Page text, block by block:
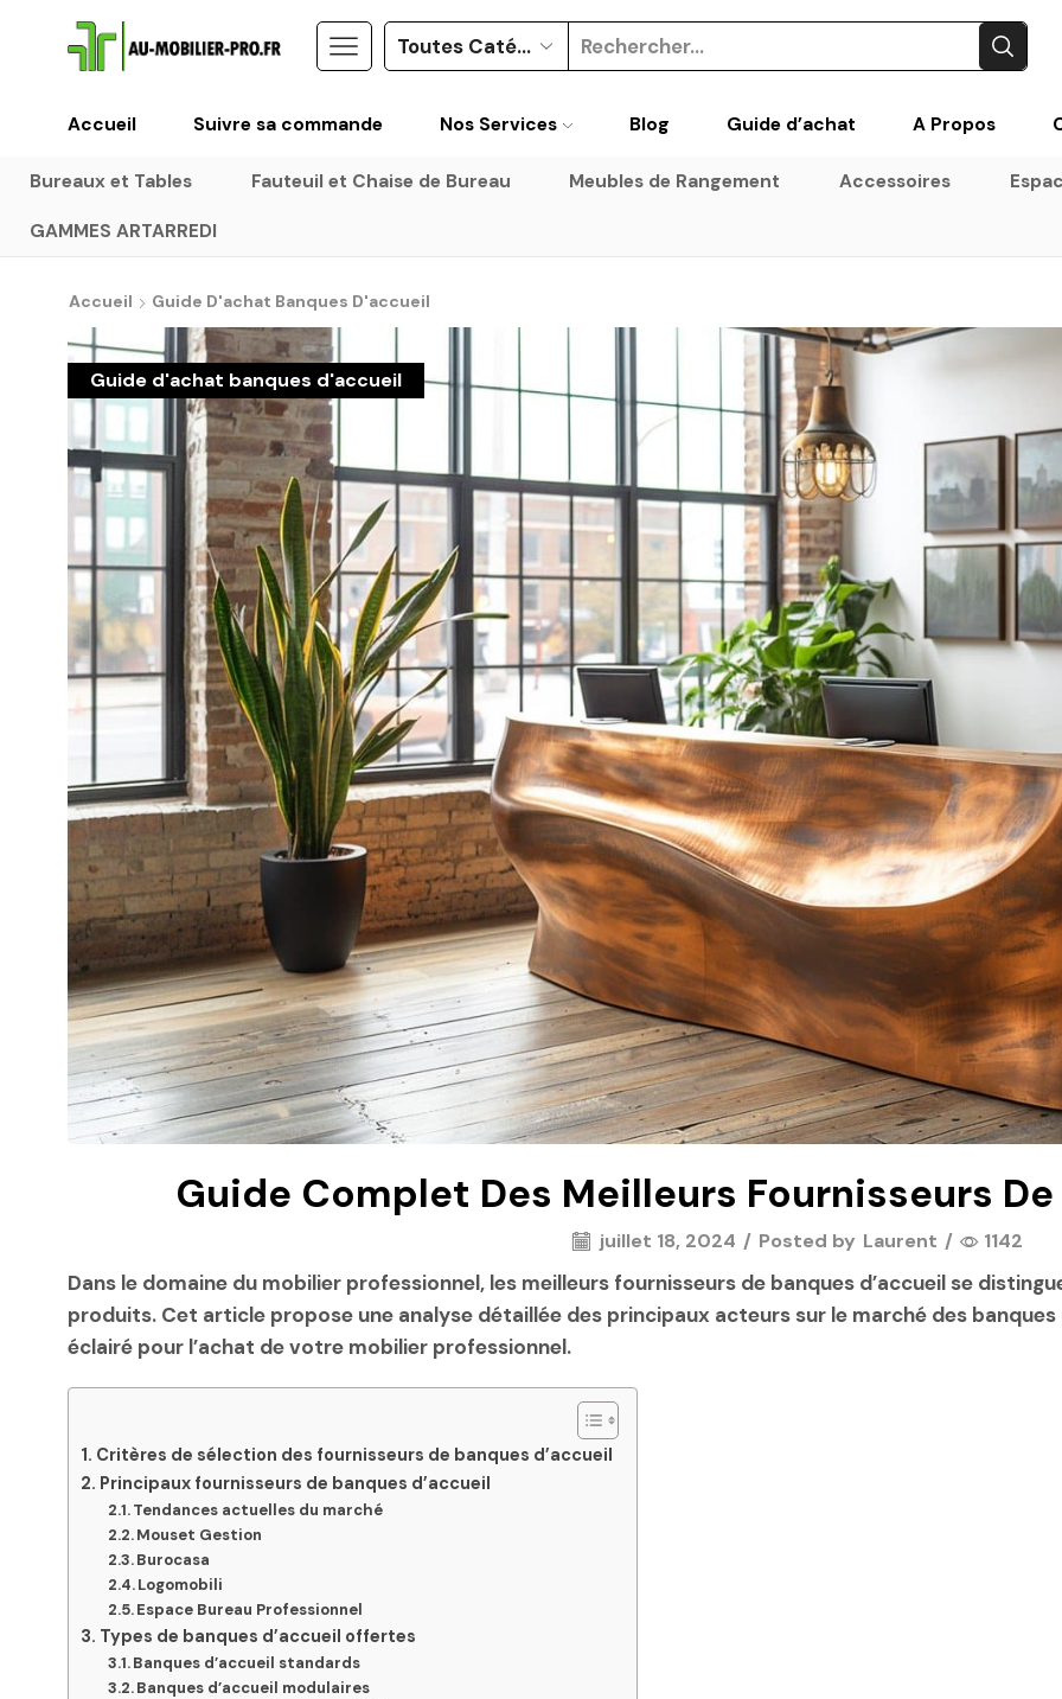
Accueil Suivre sa commande Nos Services Blog Guide d’achat A Propos
Bureaux et Tables Fauteuil et Chaise de Bureau Meubles de Rangement Accessoires
GAMMES ARTARREDI
Accueil Guide D'achat Banques D'accueil
Guide d'achat banques d'accueil
Guide Complet Des Meilleurs Fournisseurs De
juillet 18, 2024 / Posted by Laurent / 1142
Dans le domaine du mobilier professionnel, les meilleurs fournisseurs de banques d’accueil se
produits. Cet article propose une analyse détaillée des principaux acteurs sur le marché des banques
éclairé pour l’achat de votre mobilier professionnel.
Critères de sélection des fournisseurs de banques d’accueil
Principaux fournisseurs de banques d’accueil
Tendances actuelles du marché
Mouset Gestion
Burocasa
Logomobili
Espace Bureau Professionnel
Types de banques d’accueil offertes
Banques d’accueil standards
Banques d’accueil modulaires